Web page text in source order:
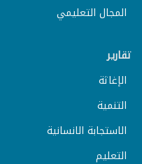
المجال التعليمي
تقارير
الإغاثة
التنمية
الاستجابة الانسانية
التعليم